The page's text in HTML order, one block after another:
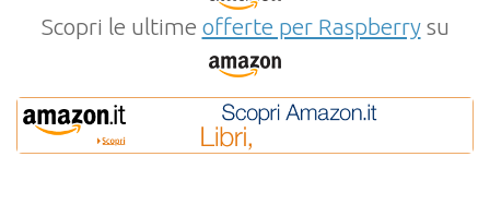
Scopri le ultime offerte per Raspberrysu